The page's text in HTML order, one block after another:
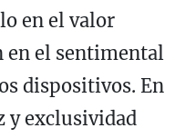
en el valor
el sentimental
dispositivos. En
y exclusividad